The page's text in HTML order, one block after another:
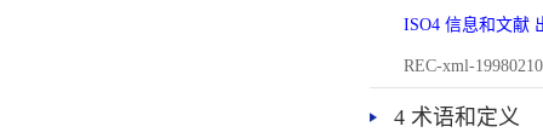
ISO4 信息和文献
REC-xml-
4 术语和定义